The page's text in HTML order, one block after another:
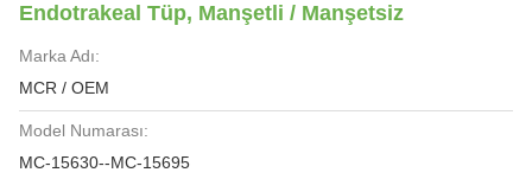
Endotrakeal Tüp, Manşetli / Manşetsiz
Marka Adı:
MCR / OEM
Model Numarası:
MC-15630--MC-15695